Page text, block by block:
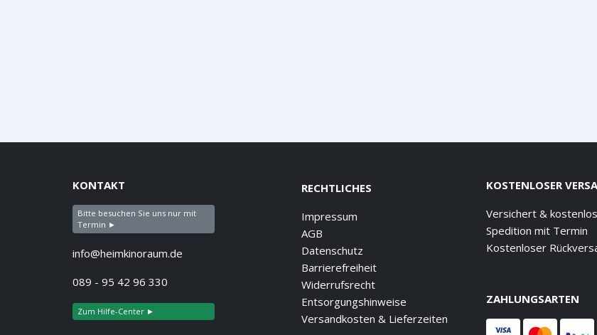
KONTAKT
Bitte besuchen Sie uns nur mit
Termin ►
info@heimkinoraum.de
089 - 95 42 96 330
Zum Hilfe-Center ►
RECHTLICHES
Impressum
AGB
Datenschutz
Barrierefreiheit
Widerrufsrecht
Entsorgungshinweise
Versandkosten & Lieferzeiten
KOSTENLOSER
Versichert & kostenlos
Spedition mit Termin
Kostenloser
ZAHLUNGSARTEN